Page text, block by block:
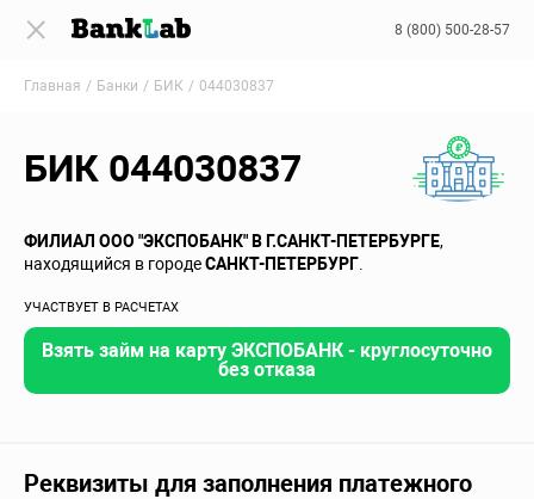
8 (800) 500-28-57
Главная Банки БИК 044030837
БИК 044030837
ФИЛИАЛ ООО "ЭКСПОБАНК" В Г.САНКТ-ПЕТЕРБУРГЕ,
находящийся в городеСАНКТ-ПЕТЕРБУРГ
УЧАСТВУЕТ В РАСЧЕТАХ
Взять займ на карту ЭКСПОБАНК - круглосуточно
без отказа
Реквизиты для заполнения платежного